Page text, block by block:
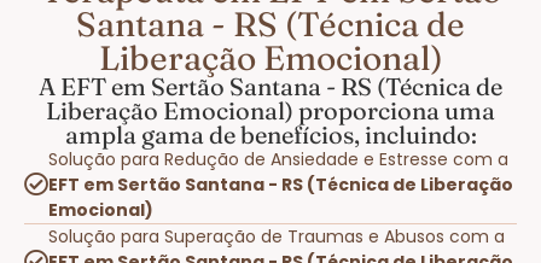
Santana - RS (Técnica de
Liberação Emocional)
A EFT em Sertão Santana - RS (Técnica de
Liberação Emocional) proporciona uma
ampla gama de benefícios, incluindo:
Solução para Redução de Ansiedade e Estresse com a
EFT em Sertão Santana - RS (Técnica de Liberação
Emocional)
Solução para Superação de Traumas e Abusos com a